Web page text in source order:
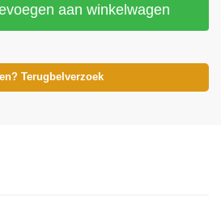
aan winkelwagen
Terugbelverzoek